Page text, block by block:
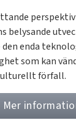
perspektiv
belysande
enda
som kan
förfall.
Mer